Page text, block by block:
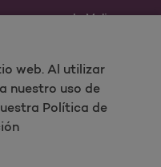
web. Al utilizar
nuestro uso de
Política de
programas de Molina
los derechos
sitio web